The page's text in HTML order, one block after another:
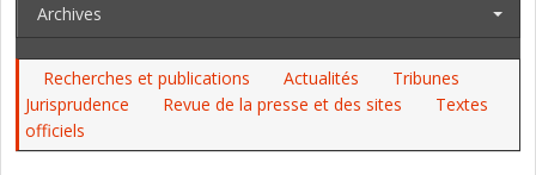
Archives
Recherches et publications Actualités
Tribunes
Jurisprudence
Revue de la presse et des sites
Textes
officiels